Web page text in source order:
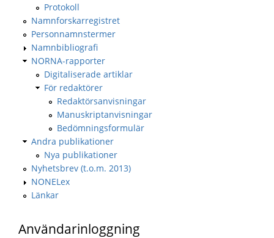
Protokoll
Namnforskarregistret
Personnamnstermer
Namnbibliografi
NORNA-rapporter
Digitaliserade artiklar
För redaktörer
Redaktörsanvisningar
Manuskriptanvisningar
Bedömningsformulär
Andra publikationer
Nya publikationer
Nyhetsbrev (t.o.m. 2013)
NONELex
Länkar
Användarinloggning